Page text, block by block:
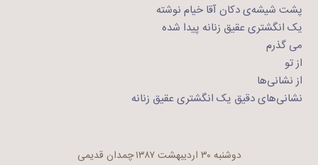
پشت شیشه‌ی دکان آقا خیام نوشته
یک انگشتری عقیق زنانه پیدا شده
می گذرم
از تو
از نشانی‌ها
نشانی‌های دقیق یک انگشتری عقیق زنانه
دوشنبه ۳۰ اردیبهشت ۱۳۸۷
چمدان قدیمی